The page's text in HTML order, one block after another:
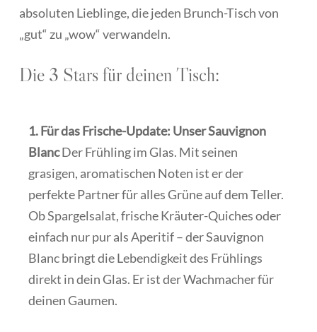
absoluten Lieblinge, die jeden Brunch-Tisch von
„gut“ zu „wow“ verwandeln.
Die 3 Stars für deinen Tisch:
1. Für das Frische-Update: Unser Sauvignon
BlancDer Frühling im Glas. Mit seinen
grasigen, aromatischen Noten ist er der
perfekte Partner für alles Grüne auf dem Teller.
Ob Spargelsalat, frische Kräuter-Quiches oder
einfach nur pur als Aperitif – der Sauvignon
Blanc bringt die Lebendigkeit des Frühlings
direkt in dein Glas. Er ist der Wachmacher für
deinen Gaumen.